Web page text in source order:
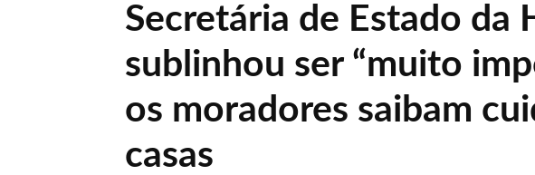
Secretária de Estado da
sublinhou ser “muito
os moradores saibam
casas